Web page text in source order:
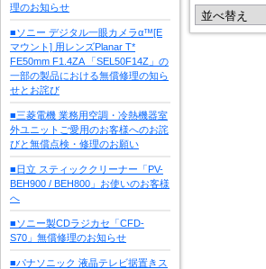
理のお知らせ
■ソニー デジタル一眼カメラα™[E
マウント] 用レンズPlanar T*
FE50mm F1.4ZA 「SEL50F14Z」の
一部の製品における無償修理の知ら
せとお詫び
■三菱電機 業務用空調・冷熱機器室
外ユニットご愛用のお客様へのお詫
びと無償点検・修理のお願い
■日立 スティッククリーナー「PV-
BEH900 / BEH800」お使いのお客様
へ
■ソニー製CDラジカセ「CFD-
S70」無償修理のお知らせ
■パナソニック 液晶テレビ据置きス